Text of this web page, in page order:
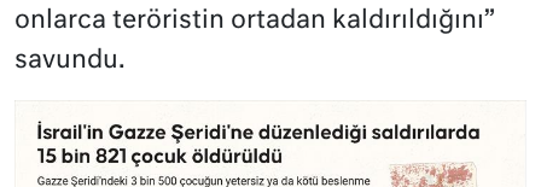
onlarca teröristin ortadan kaldırıldığını”
savundu.